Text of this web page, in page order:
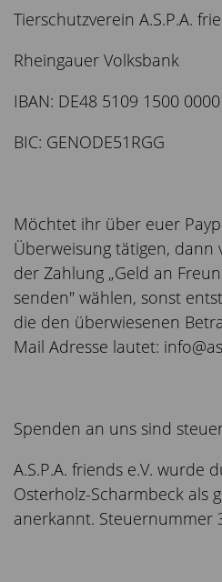
Tierschutzverein A.S.P.A.
Rheingauer Volksbank
IBAN: DE48 5109 1500
BIC: GENODE51RGG
Möchtet ihr über euer
Überweisung tätigen, dann
der Zahlung „Geld an
senden" wählen, sonst
die den überwiesenen
Mail Adresse lautet:
Spenden an uns sind
A.S.P.A. friends e.V. wurde
Osterholz-Scharmbeck als
anerkannt. Steuernummer